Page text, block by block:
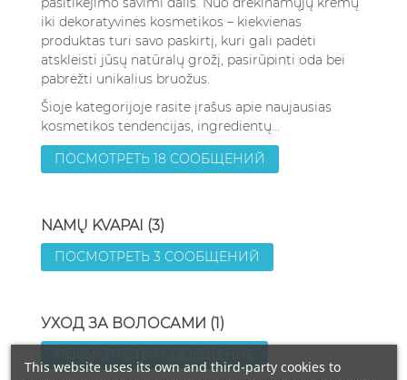
iki dekoratyvinės kosmetikos – kiekvienas
produktas turi savo paskirtį, kuri gali padėti
atskleisti jūsų natūralų grožį, pasirūpinti oda bei
pabrėžti unikalius bruožus.
Šioje kategorijoje rasite įrašus apie naujausias
kosmetikos tendencijas, ingredientų...
ПОСМОТРЕТЬ 18 СООБЩЕНИЙ
NAMŲ KVAPAI (3)
ПОСМОТРЕТЬ 3 СООБЩЕНИЙ
УХОД ЗА ВОЛОСАМИ (1)
This website uses its own and third-party cookies to